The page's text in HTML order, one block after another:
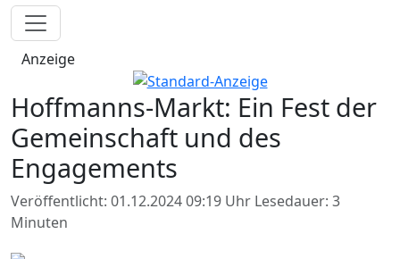
Anzeige
Hoffmanns-Markt: Ein Fest der
Gemeinschaft und des
Engagements
Veröffentlicht: 01.12.2024 09:19 Uhr Lesedauer: 3
Minuten